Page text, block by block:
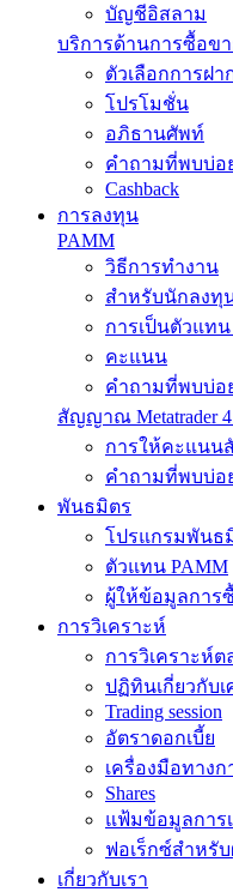
บัญชีอิสลาม
บริการด้านการซื้อข
ตัวเลือกการฝา
โปรโมชั่น
อภิธานศัพท์
คำถามที่พบบ่อ
Cashback
การลงทุน
PAMM
วิธีการทำงาน
สำหรับนักลงทุ
การเป็นตัวแทน
คะแนน
คำถามที่พบบ่อ
สัญญาณ Metatrader
การให้คะแน
คำถามที่พบบ่อ
พันธมิตร
โปรแกรมพันธ
ตัวแทน PAMM
ผู้ให้ข้อมูลการ
การวิเคราะห์
การวิเคราะห์ต
ปฏิทินเกี่ยวกับเ
Trading session
อัตราดอกเบี้ย
เครื่องมือทางก
Shares
แฟ้มข้อมูลการ
ฟอเร็กซ์สำหรั
เกี่ยวกับเรา